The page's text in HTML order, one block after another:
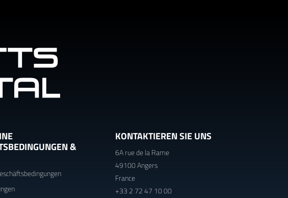
&
KONTAKTIEREN SIE UNS
6A rue de la Rame
49100 Angers
France
+33 2 72 47 10 00